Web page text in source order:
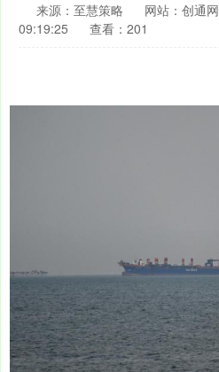
来源：至慧策略 网站：创通网
09:19:25
查看：201